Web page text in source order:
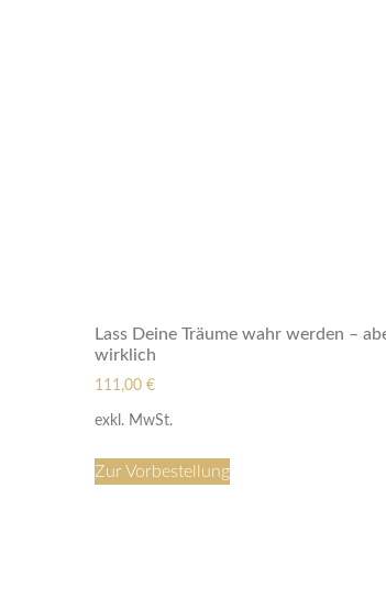
Lass Deine Träume wahr werden –
wirklich
111,00 €
exkl. MwSt.
Zur Vorbestellung